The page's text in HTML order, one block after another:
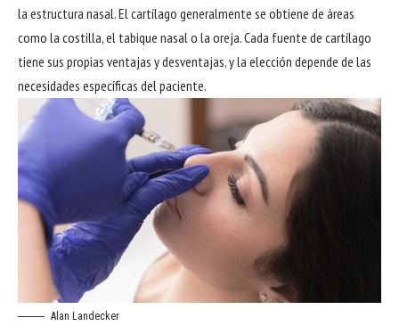
la estructura nasal. El cartílago generalmente se obtiene de áreas
como la costilla, el tabique nasal o la oreja. Cada fuente de cartílago
tiene sus propias ventajas y desventajas, y la elección depende de las
necesidades específicas del paciente.
Alan Landecker